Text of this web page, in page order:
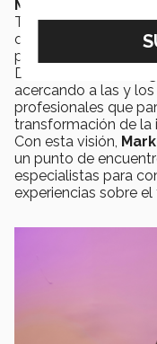
Mercadotecnia
Tras la realización
organizadores ya
para ampliar el
De acuerdo con
acercando a las y
profesionales que
transformación de la
Con esta visión,
un punto de
especialistas para
experiencias sobre